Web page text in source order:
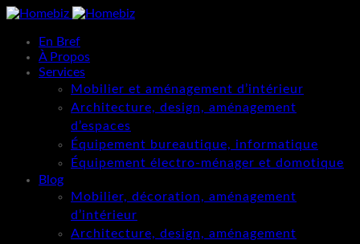
En Bref
À Propos
Services
Mobilier et aménagement d’intérieur
Architecture, design, aménagement
d’espaces
Équipement bureautique, informatique
Équipement électro-ménager et domotique
Blog
Mobilier, décoration, aménagement
d’intérieur
Architecture, design, aménagement